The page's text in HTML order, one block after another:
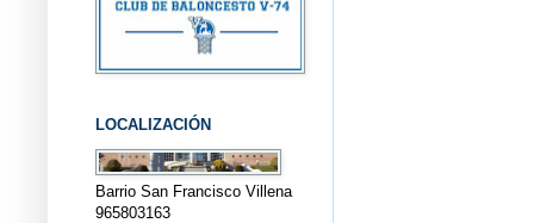
LOCALIZACIÓN
Barrio San Francisco Villena
965803163